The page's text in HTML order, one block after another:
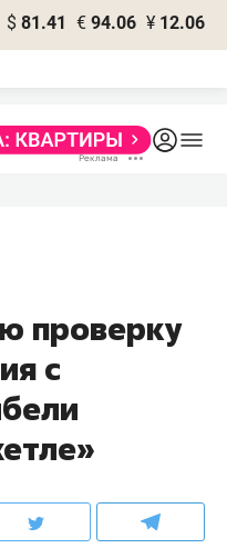
$ 81.41 € 94.06 ¥ 12.06
проверку
с